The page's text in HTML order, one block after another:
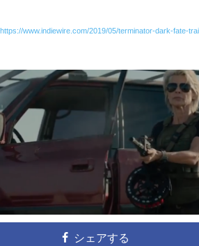
https://www.indiewire.com/2019/05/terminator-dark-fate-
シェアする